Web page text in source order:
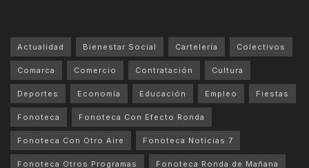
Actualidad Bienestar Social Cartelería Colectivos
Comarca Comercio Contratación Cultura
Deportes Economía Educación Empleo Fiestas
Fonoteca Fonoteca Con Efecto Ronda
Fonoteca Con Otro Aire Fonoteca Noticias 7
Fonoteca Otros Programas Fonoteca Ronda de Mañana